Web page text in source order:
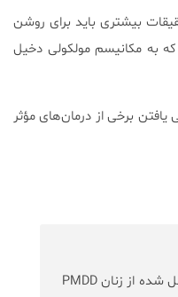
بیشتری باید برای روشن
به مکانیسم مولکولی دخیل
برخی از درمان‌های مؤثر
برای اولین بار، ما شواهد سلولی از انتقال سیگنالی غیرمعمولی در سلول‌های منتقل شده از زنان PMDD